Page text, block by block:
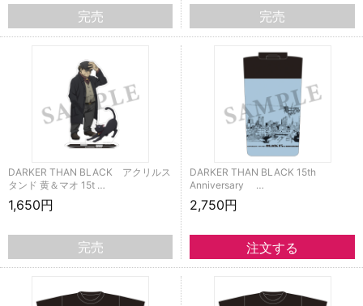
完売 完売
DARKER THAN BLACK アクリルス
タンド 黄＆マオ 15t …
1,650円
完売
DARKER THAN BLACK 15th
Anniversary …
2,750円